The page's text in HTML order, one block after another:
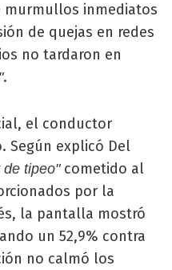
murmullos inmediatos
de quejas en redes
no tardaron en
.
el conductor
Según explicó Del
de tipeo"cometido al
por la
la pantalla mostró
un 52,9% contra
no calmó los